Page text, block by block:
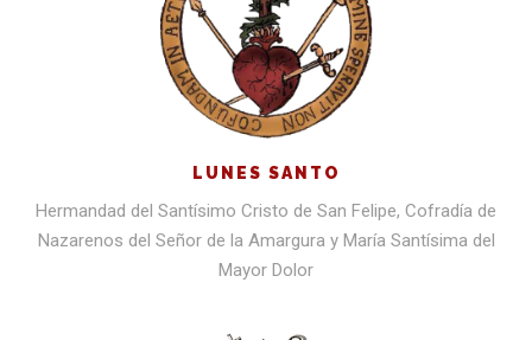
LUNES SANTO
Hermandad del Santísimo Cristo de San Felipe, Cofradía de
Nazarenos del Señor de la Amargura y María Santísima del
Mayor Dolor